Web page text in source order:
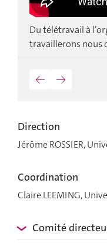
Du télétravail à
travaillerons nous
←
→
Direction
Jérôme ROSSIER,
Coordination
Claire LEEMING,
Comité